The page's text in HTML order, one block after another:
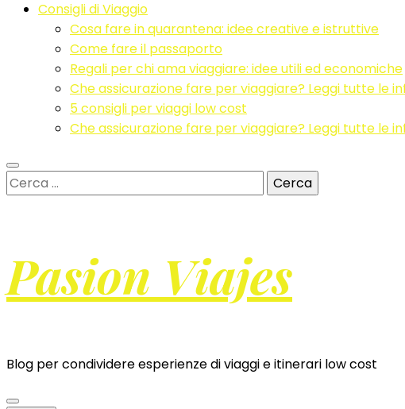
Consigli di Viaggio
Cosa fare in quarantena: idee creative e istruttive
Come fare il passaporto
Regali per chi ama viaggiare: idee utili ed economiche
Che assicurazione fare per viaggiare? Leggi tutte le
5 consigli per viaggi low cost
Che assicurazione fare per viaggiare? Leggi tutte le
Ricerca
per:
Pasion Viajes
Blog per condividere esperienze di viaggi e itinerari low cost